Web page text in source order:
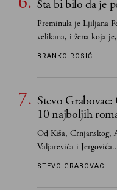
Šta bi bilo da je
Preminula je Ljiljana
velikana, i žena koja
vodila računa o
poznavale
BRANKO ROSIĆ
Stevo
10 najboljih
Od Kiša, Crnjanskog,
Valjarevića i
STEVO GRABOVAC